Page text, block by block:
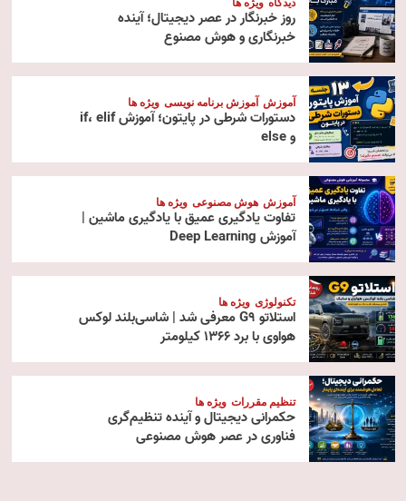
روز خبرنگار در عصر دیجیتال؛ آینده
خبرنگاری و هوش مصنوع
آموزش آموزش برنامه نویسی ویژه ها
دستورات شرطی در پایتون؛ آموزش if، elif
و else
آموزش هوش مصنوعی ویژه ها
تفاوت یادگیری عمیق با یادگیری ماشین |
آموزش Deep Learning
تکنولوژی ویژه ها
استلاتو G9 معرفی شد | شاسی‌بلند لوکس
هواوی با برد ۱۳۶۶ کیلومتر
تنظیم مقررات ویژه ها
حکمرانی دیجیتال و آینده تنظیم‌گری
فناوری در عصر هوش مصنوعی